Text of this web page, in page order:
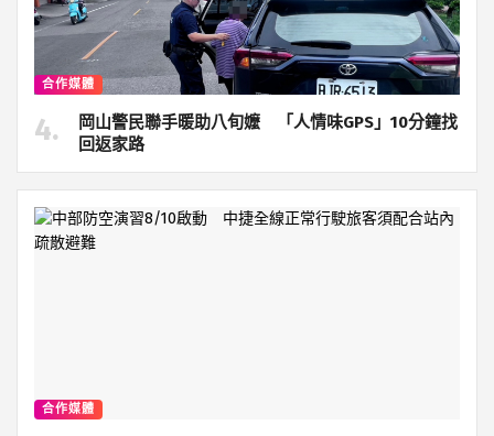
合作媒體
岡山警民聯手暖助八旬嬤 「人情味GPS」10分鐘找
回返家路
合作媒體